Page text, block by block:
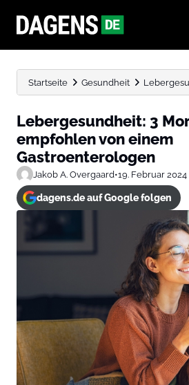
Startseite Gesundheit
Lebergesundheit: 3
empfohlen von einem
Gastroenterologen
Jakob A. Overgaard•19. Februar 2024
dagens.de auf Google folgen